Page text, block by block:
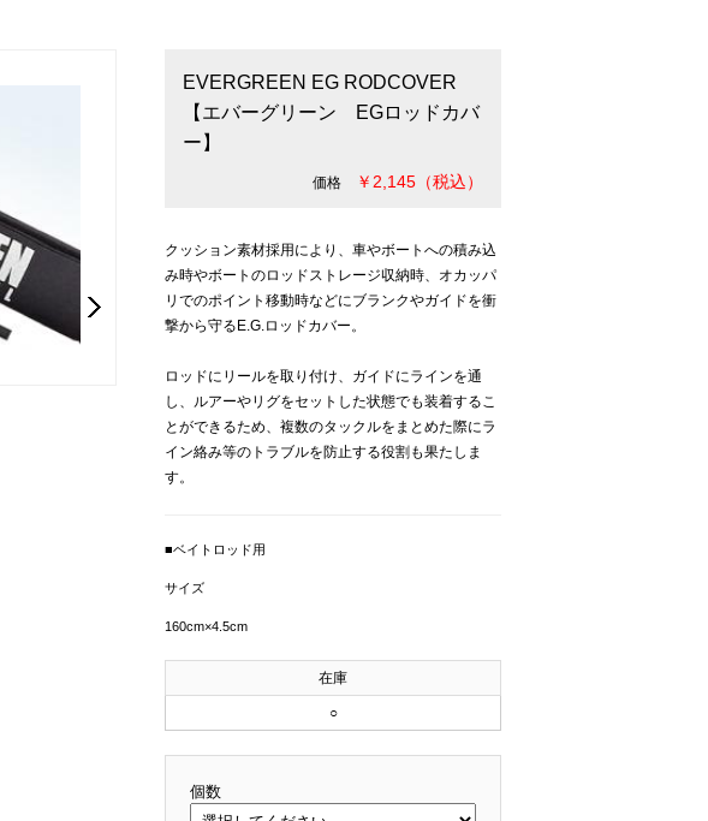
EVERGREEN EG RODCOVER
【エバーグリーン EGロッドカバ
ー】
価格 ￥2,145（税込）
クッション素材採用により、車やボートへの積み込
み時やボートのロッドストレージ収納時、オカッパ
リでのポイント移動時などにブランクやガイドを衝
撃から守るE.G.ロッドカバー。
ロッドにリールを取り付け、ガイドにラインを通
し、ルアーやリグをセットした状態でも装着するこ
とができるため、複数のタックルをまとめた際にラ
イン絡み等のトラブルを防止する役割も果たしま
す。
■ベイトロッド用
サイズ
160cm×4.5cm
在庫
○
個数